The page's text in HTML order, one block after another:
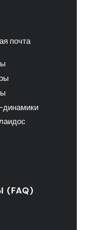
почта